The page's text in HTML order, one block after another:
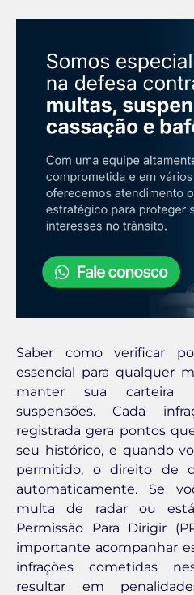
Saber como verificar
essencial para qualquer
manter sua
suspensões. Cada
registrada gera pontos
seu histórico, e quando
permitido, o direito de
automaticamente. Se
multa de radar ou
Permissão Para Dirigir
importante acompanhar
infrações cometidas
resultar em